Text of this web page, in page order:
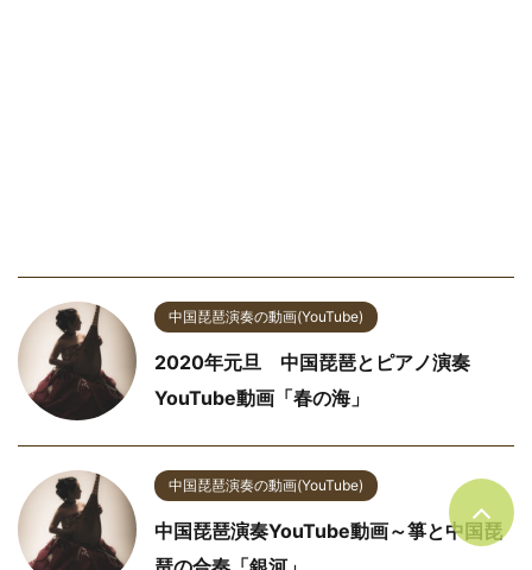
中国琵琶演奏の動画(YouTube)
2020年元旦 中国琵琶とピアノ演奏
YouTube動画「春の海」
中国琵琶演奏の動画(YouTube)
中国琵琶演奏YouTube動画～箏と中国琵